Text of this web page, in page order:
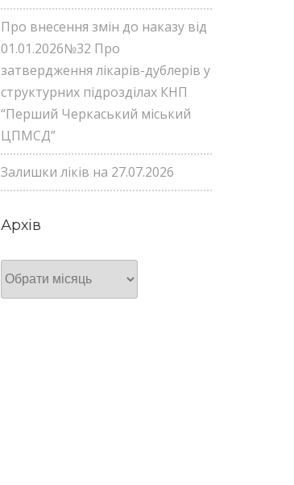
Про внесення змін до наказу від
01.01.2026№32 Про
затвердження лікарів-дублерів у
структурних підрозділах КНП
“Перший Черкаський міський
ЦПМСД”
Залишки ліків на 27.07.2026
Архів
Архів